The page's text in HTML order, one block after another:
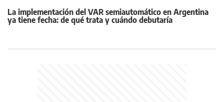
La implementación del VAR semiautomático en Argentina
ya tiene fecha: de qué trata y cuándo debutaría